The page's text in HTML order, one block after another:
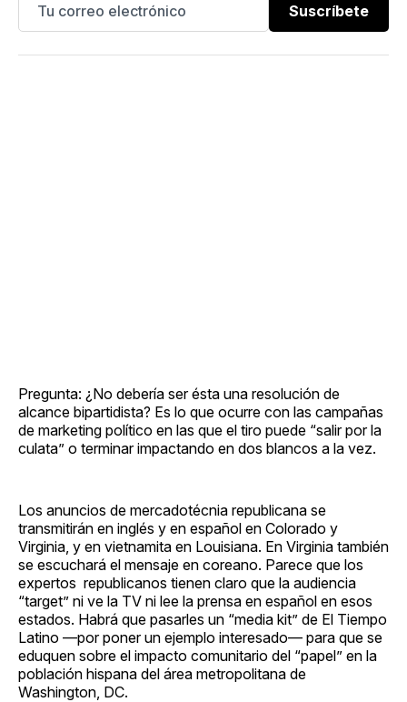
Suscríbete
Pregunta: ¿No debería ser ésta una resolución de
alcance bipartidista? Es lo que ocurre con las campañas
de marketing político en las que el tiro puede “salir por la
culata” o terminar impactando en dos blancos a la vez.
Los anuncios de mercadotécnia republicana se
transmitirán en inglés y en español en Colorado y
Virginia, y en vietnamita en Louisiana. En Virginia también
se escuchará el mensaje en coreano. Parece que los
expertos republicanos tienen claro que la audiencia
“target” ni ve la TV ni lee la prensa en español en esos
estados. Habrá que pasarles un “media kit” de El Tiempo
Latino —por poner un ejemplo interesado— para que se
eduquen sobre el impacto comunitario del “papel” en la
población hispana del área metropolitana de
Washington, DC.